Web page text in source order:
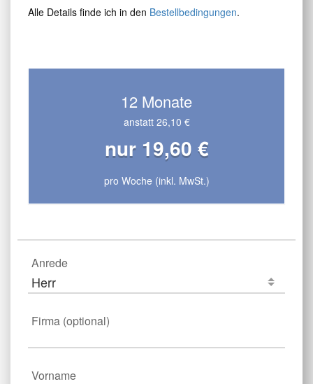
Alle Details finde ich in den Bestellbedingungen.
12 Monate
anstatt 26,10 €
nur 19,60 €
pro Woche (inkl. MwSt.)
Anrede
Herr
Firma (optional)
Vorname